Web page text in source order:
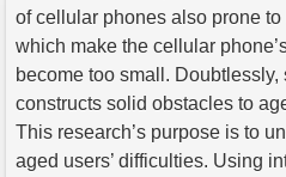
of cellular phones also prone
which make the cellular
become too small.
constructs solid obstacles to
This research’s purpose is to
aged users’ difficulties. Using